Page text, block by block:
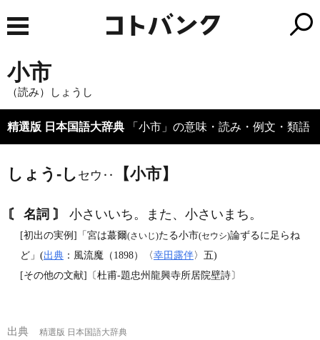
小市
（読み）しょうし
精選版 日本国語大辞典 「小市」の意味・読み・例文・類語
しょう‐し セウ‥ 【小市】
〘 名詞 〙 小さいいち。また、小さいまち。
[初出の実例]「宮は蕞爾(さいじ)たる小市(セウシ)論ずるに足らね
ど」(出典 ：風流魔（1898）〈幸田露伴〉五)
[その他の文献]〔杜甫‐題忠州龍興寺所居院壁詩〕
出典
精選版 日本国語大辞典